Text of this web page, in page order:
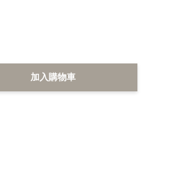
加入購物車